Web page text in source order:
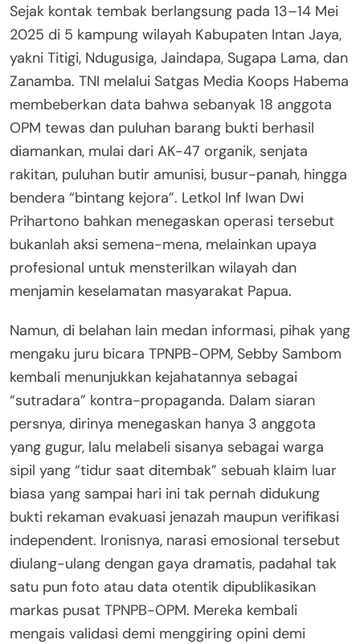
Sejak kontak tembak berlangsung pada 13–14 Mei
2025 di 5 kampung wilayah Kabupaten Intan Jaya,
yakni Titigi, Ndugusiga, Jaindapa, Sugapa Lama, dan
Zanamba. TNI melalui Satgas Media Koops Habema
membeberkan data bahwa sebanyak 18 anggota
OPM tewas dan puluhan barang bukti berhasil
diamankan, mulai dari AK-47 organik, senjata
rakitan, puluhan butir amunisi, busur-panah, hingga
bendera “bintang kejora”. Letkol Inf Iwan Dwi
Prihartono bahkan menegaskan operasi tersebut
bukanlah aksi semena-mena, melainkan upaya
profesional untuk mensterilkan wilayah dan
menjamin keselamatan masyarakat Papua.
Namun, di belahan lain medan informasi, pihak yang
mengaku juru bicara TPNPB-OPM, Sebby Sambom
kembali menunjukkan kejahatannya sebagai
“sutradara” kontra-propaganda. Dalam siaran
persnya, dirinya menegaskan hanya 3 anggota
yang gugur, lalu melabeli sisanya sebagai warga
sipil yang “tidur saat ditembak” sebuah klaim luar
biasa yang sampai hari ini tak pernah didukung
bukti rekaman evakuasi jenazah maupun verifikasi
independent. Ironisnya, narasi emosional tersebut
diulang-ulang dengan gaya dramatis, padahal tak
satu pun foto atau data otentik dipublikasikan
markas pusat TPNPB-OPM. Mereka kembali
mengais validasi demi menggiring opini demi